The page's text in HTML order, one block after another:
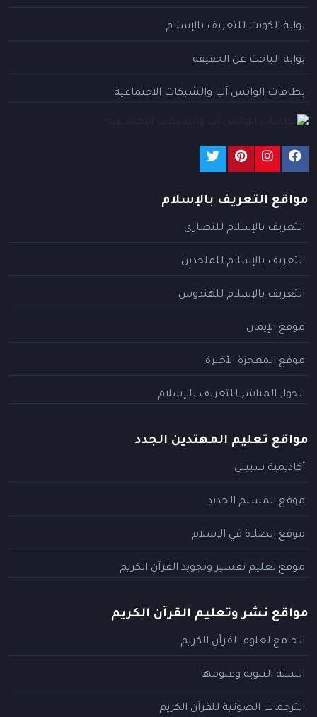
بوابة الكويت للتعريف بالإسلام
بوابة الباحث عن الحقيقة
بطاقات الواتس آب والشبكات الاجتماعية
مواقع التعريف بالإسلام
التعريف بالإسلام للنصارى
التعريف بالإسلام للملحدين
التعريف بالإسلام للهندوس
موقع الإيمان
موقع المعجزة الأخيرة
الحوار المباشر للتعريف بالإسلام
مواقع تعليم المهتدين الجدد
أكاديمية سبيلي
موقع المسلم الجديد
موقع الصلاة في الإسلام
موقع تعليم تفسير وتجويد القرآن الكريم
مواقع نشر وتعليم القرآن الكريم
الجامع لعلوم القرآن الكريم
السنة النبوية وعلومها
الترجمات الصوتية للقرآن الكريم